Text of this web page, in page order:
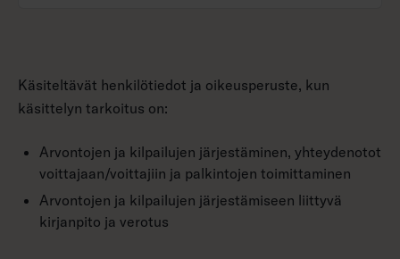
Käsiteltävät henkilötiedot ja oikeusperuste, kun
käsittelyn tarkoitus on:
Arvontojen ja kilpailujen järjestäminen, yhteydenotot
voittajaan/voittajiin ja palkintojen toimittaminen
Arvontojen ja kilpailujen järjestämiseen liittyvä
kirjanpito ja verotus